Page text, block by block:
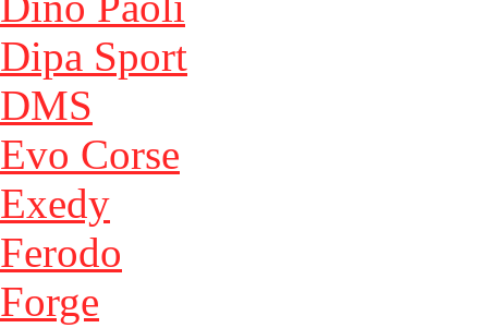
Dipa Sport
DMS
Evo Corse
Exedy
Ferodo
Forge